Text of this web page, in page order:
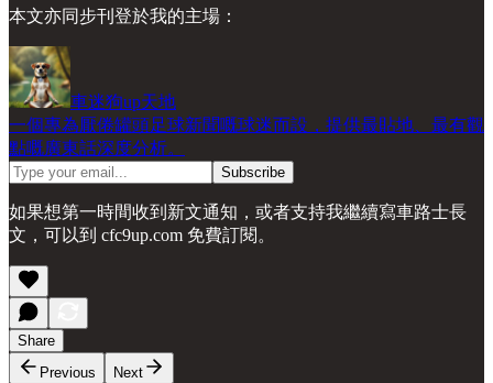
本文亦同步刊登於我的主場：
車迷狗up天地
一個專為厭倦罐頭足球新聞嘅球迷而設，提供最貼地、最有觀
點嘅廣東話深度分析。
如果想第一時間收到新文通知，或者支持我繼續寫車路士長
文，可以到 cfc9up.com 免費訂閱。
Share
Previous
Next